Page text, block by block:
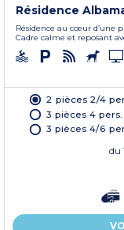
Résidence
Résidence au cœur d’une
Cadre calme et reposant
2 pièces 2/4
3 pièces 4 pers.
3 pièces 4/6
du